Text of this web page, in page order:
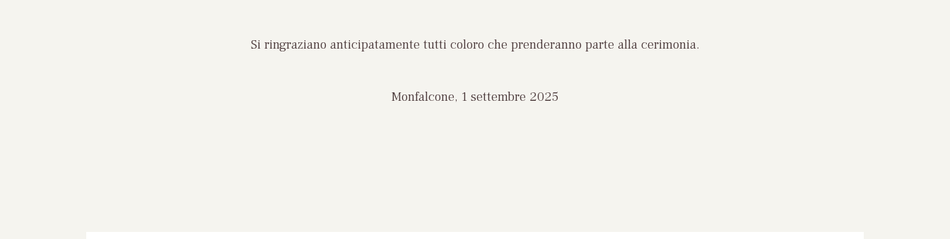
Si ringraziano anticipatamente tutti coloro che prenderanno parte alla cerimonia.
Monfalcone, 1 settembre 2025